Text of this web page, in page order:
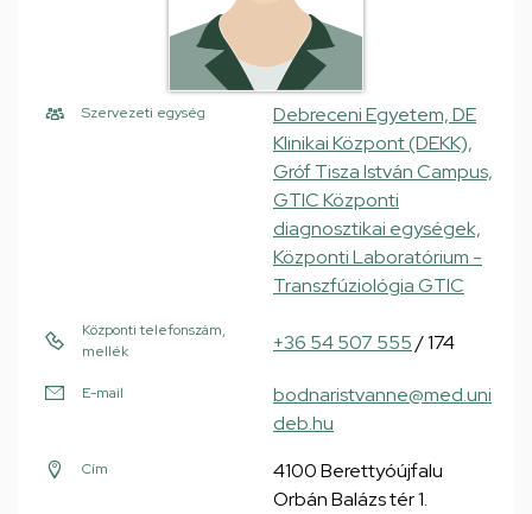
Szervezeti egység
Debreceni Egyetem, DE
Klinikai Központ (DEKK),
Gróf Tisza István Campus,
GTIC Központi
diagnosztikai egységek,
Központi Laboratórium -
Transzfúziológia GTIC
Központi telefonszám,
mellék
+36 54 507 555/ 174
E-mail
bodnaristvanne@med.uni
deb.hu
Cím
4100 Berettyóújfalu
Orbán Balázs tér 1.